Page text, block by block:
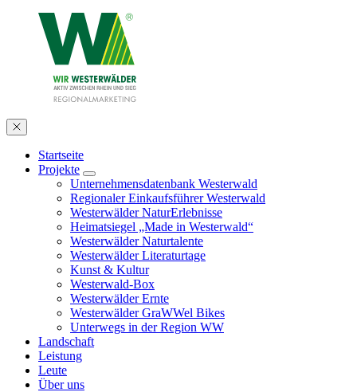
Startseite
Projekte
Unternehmensdatenbank Westerwald
Regionaler Einkaufsführer Westerwald
Westerwälder NaturErlebnisse
Heimatsiegel „Made in Westerwald“
Westerwälder Naturtalente
Westerwälder Literaturtage
Kunst & Kultur
Westerwald-Box
Westerwälder Ernte
Westerwälder GraWWel Bikes
Unterwegs in der Region WW
Landschaft
Leistung
Leute
Über uns